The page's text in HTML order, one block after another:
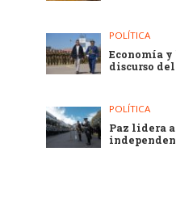
POLÍTICA
Economía y
discurso
POLÍTICA
Paz lidera